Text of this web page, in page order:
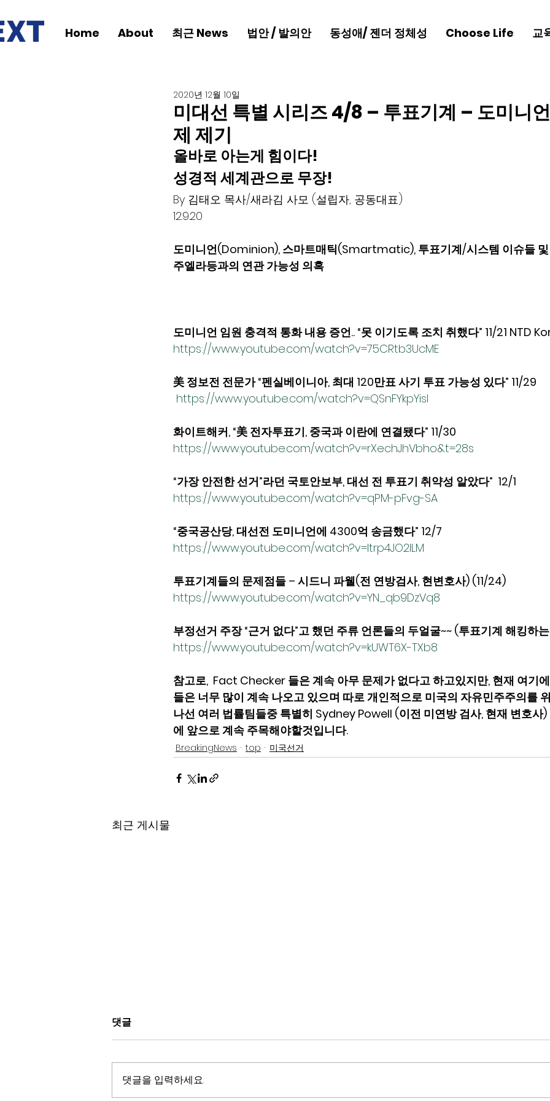
Home About 최근 News 법안 / 발의안 동성애/ 젠더 정체성 Choose Life 교
미대선 특별 시리즈 4/8 – 투표기계 – 도미니
제 제기
2020년 12월 10일
올바로 아는게 힘이다!
성경적 세계관으로 무장!
By 김태오 목사/새라김 사모 (설립자, 공동대표)
12.9.20
도미니언(Dominion), 스마트매틱(Smartmatic), 투표기계/시스템 이슈들 및
주엘라등과의 연관 가능성 의혹
도미니언 임원 충격적 통화 내용 증언.. “못 이기도록 조치 취했다” 11/21 NTD
https://www.youtube.com/watch?v=75CRtb3UcME
美 정보전 전문가 “펜실베이니아, 최대 120만표 사기 투표 가능성 있다” 11/29
https://www.youtube.com/watch?v=QSnFYkpYisI
화이트해커, “美 전자투표기, 중국과 이란에 연결됐다” 11/30
https://www.youtube.com/watch?v=rXechJhVbho&t=28s
“가장 안전한 선거”라던 국토안보부, 대선 전 투표기 취약성 알았다”  12/1
https://www.youtube.com/watch?v=qPM-pFvg-SA
“중국공산당, 대선전 도미니언에 4300억 송금했다” 12/7
https://www.youtube.com/watch?v=ltrp4JO2lLM
투표기계들의 문제점들 – 시드니 파웰(전 연방검사, 현변호사) (11/24)
https://www.youtube.com/watch?v=YN_qb9DzVq8
부정선거 주장 “근거 없다”고 했던 주류 언론들의 두얼굴~~ (투표기계 해킹하
https://www.youtube.com/watch?v=kUWT6X-TXb8
참고로,  Fact Checker 들은 계속 아무 문제가 없다고 하고있지만, 현재 여기
들은 너무 많이 계속 나오고 있으며 따로 개인적으로 미국의 자유민주주의를
나선 여러 법률팀들중 특별히 Sydney Powell (이전 미연방 검사, 현재 변호사
에 앞으로 계속 주목해야할것입니다.
BreakingNews top 미국선거
최근 게시물
TVNEXT 창조과학 어린이/청
소년 리더쉽 캠프 2023!
Experience!
할렐루야! 2023년 “Tvnext 창조과
학 캠프” 가 올해는 오래 기다리던
댓글
댓글을 입력하세요.